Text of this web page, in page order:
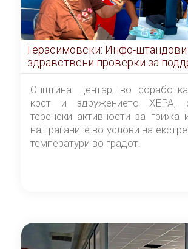
Герасимовски: Инфо-штандови
здравствени проверки за
граѓаните во услови на
Општина Центар, во
крст и здружението ХЕРА,
теренски активности за грижа
на граѓаните во услови на
температури во градот.